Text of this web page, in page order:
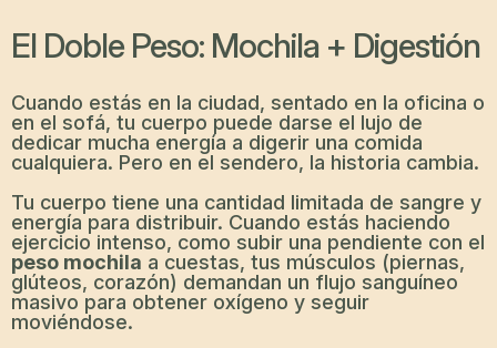
El Doble Peso: Mochila + Digestión
Cuando estás en la ciudad, sentado en la oficina o
en el sofá, tu cuerpo puede darse el lujo de
dedicar mucha energía a digerir una comida
cualquiera. Pero en el sendero, la historia cambia.
Tu cuerpo tiene una cantidad limitada de sangre y
energía para distribuir. Cuando estás haciendo
ejercicio intenso, como subir una pendiente con el
peso mochila a cuestas, tus músculos (piernas,
glúteos, corazón) demandan un flujo sanguíneo
masivo para obtener oxígeno y seguir
moviéndose.